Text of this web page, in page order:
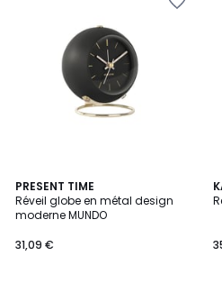
PRESENT TIME
Réveil globe en métal design
moderne MUNDO
31,09 €
11